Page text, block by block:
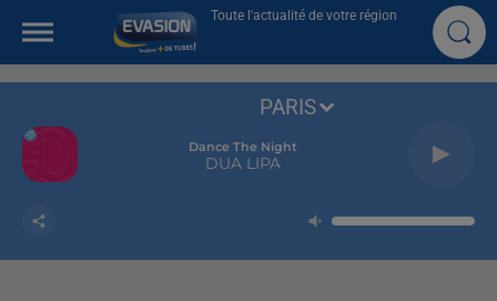
Toute l'actualité de votre région
Dance The Night
DUA LIPA
PARIS